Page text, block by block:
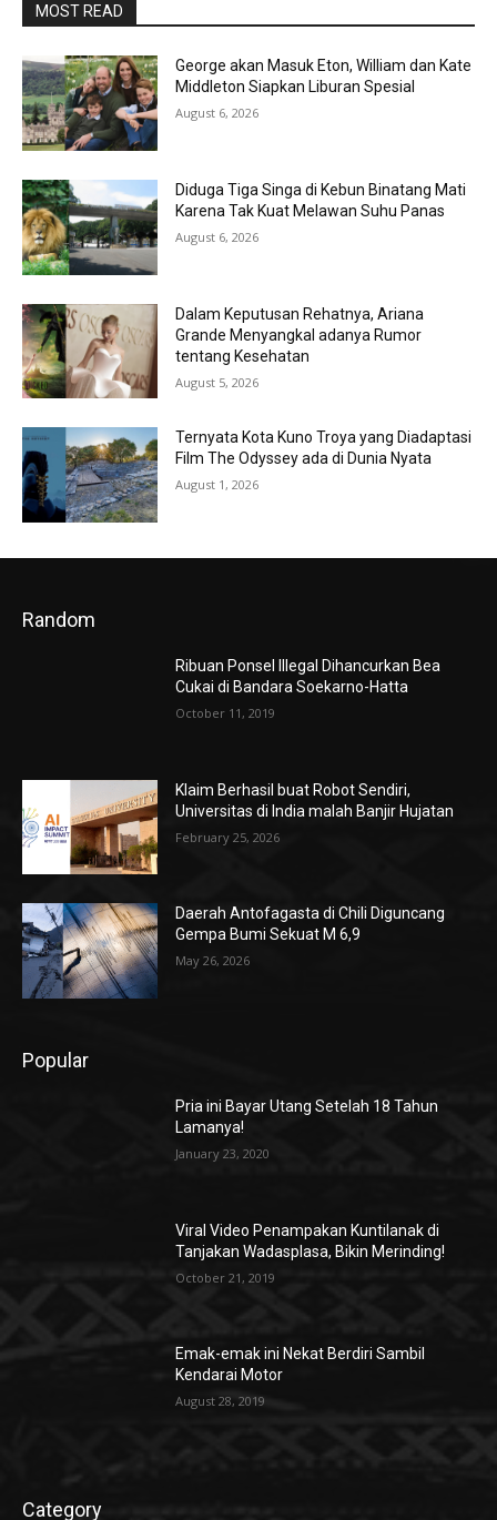
MOST READ
George akan Masuk Eton, William dan Kate
Middleton Siapkan Liburan Spesial
August 6, 2026
Diduga Tiga Singa di Kebun Binatang Mati
Karena Tak Kuat Melawan Suhu Panas
August 6, 2026
Dalam Keputusan Rehatnya, Ariana
Grande Menyangkal adanya Rumor
tentang Kesehatan
August 5, 2026
Ternyata Kota Kuno Troya yang Diadaptasi
Film The Odyssey ada di Dunia Nyata
August 1, 2026
Random
Ribuan Ponsel Illegal Dihancurkan Bea
Cukai di Bandara Soekarno-Hatta
October 11, 2019
Klaim Berhasil buat Robot Sendiri,
Universitas di India malah Banjir Hujatan
February 25, 2026
Daerah Antofagasta di Chili Diguncang
Gempa Bumi Sekuat M 6,9
May 26, 2026
Popular
Pria ini Bayar Utang Setelah 18 Tahun
Lamanya!
January 23, 2020
Viral Video Penampakan Kuntilanak di
Tanjakan Wadasplasa, Bikin Merinding!
October 21, 2019
Emak-emak ini Nekat Berdiri Sambil
Kendarai Motor
August 28, 2019
Category